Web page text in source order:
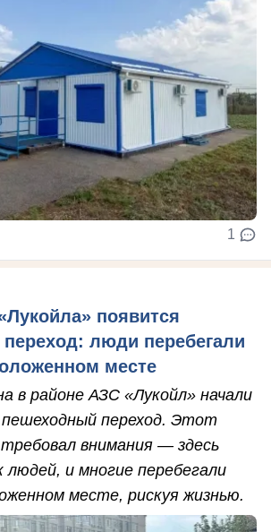
1
появится
люди перебегали
месте
в районе АЗС «Лукойл» начали
переход. Этот
внимания — здесь
и многие перебегали
месте, рискуя жизнью.